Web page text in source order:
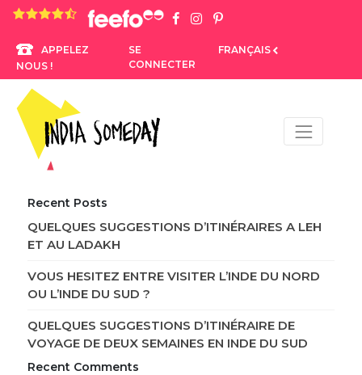
4.8 rating based on 1,234 ratings
APPELEZ
NOUS !
SE
CONNECTER
FRANÇAIS
Recent Posts
QUELQUES SUGGESTIONS D’ITINÉRAIRES A LEH
ET AU LADAKH
VOUS HESITEZ ENTRE VISITER L’INDE DU NORD
OU L’INDE DU SUD ?
QUELQUES SUGGESTIONS D’ITINÉRAIRE DE
VOYAGE DE DEUX SEMAINES EN INDE DU SUD
Recent Comments